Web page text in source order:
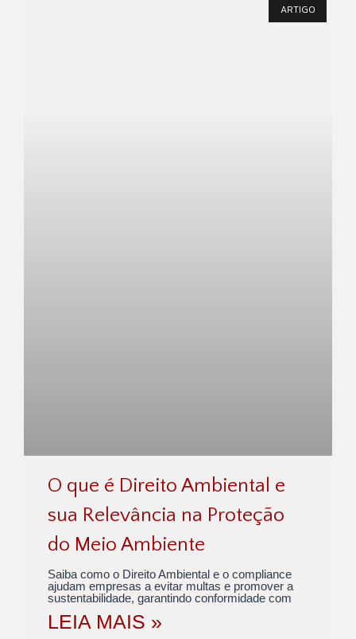
ARTIGO
O que é Direito Ambiental e
sua Relevância na Proteção
do Meio Ambiente
Saiba como o Direito Ambiental e o compliance
ajudam empresas a evitar multas e promover a
sustentabilidade, garantindo conformidade com
LEIA MAIS »